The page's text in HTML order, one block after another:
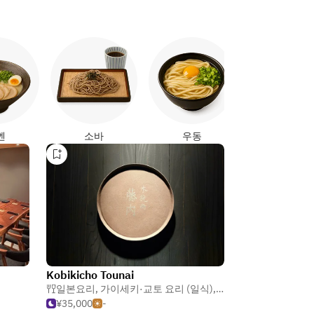
소바 우동
Kobikicho Tounai
일본요리, 가이세키·교토 요리 (일식), 복어
¥35,000
-